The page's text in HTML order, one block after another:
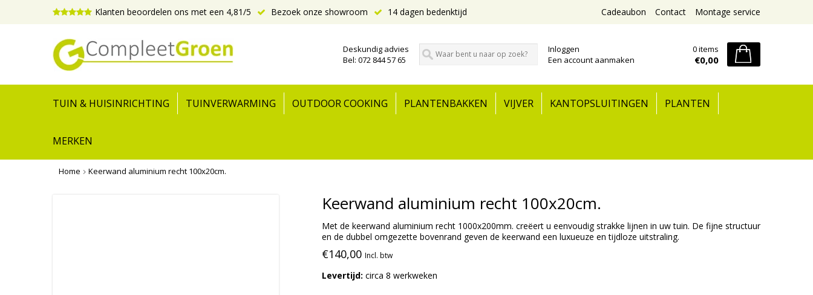
Klanten beoordelen ons met een 4,81/5 Bezoek onze showroom 14 dagen bedenktijd Montage service
Contact
Cadeaubon
Deskundig advies
Bel: 072 844 57 65
Inloggen
Een account aanmaken
0 items
€0,00
TUIN & HUISINRICHTING TUINVERWARMING OUTDOOR COOKING PLANTENBAKKEN VIJVER KANTOPSLUITINGEN PLANTEN
MERKEN
Home Keerwand aluminium recht 100x20cm.
Keerwand aluminium recht 100x20cm.
Met de keerwand aluminium recht 1000x200mm. creëert u eenvoudig strakke lijnen in uw tuin. De fijne structuur
en de dubbel omgezette bovenrand geven de keerwand een luxueuze en tijdloze uitstraling.
€140,00 Incl. btw
Levertijd: circa 8 werkweken